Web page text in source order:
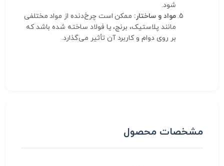
شود.
مواد و ساختار: ممکن است چرخ‌دنده از مواد مختلفی
مانند پلاستیک، برنج، یا فولاد ساخته شده باشد که
بر روی دوام و کاربرد آن تأثیر می‌گذارد.
مشخصات محصول